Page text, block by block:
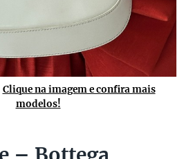
Clique na imagem e confira mais
modelos!